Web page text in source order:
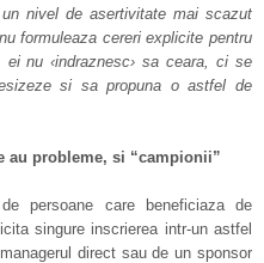
nivel de asertivitate mai scazut
formuleaza cereri explicite pentru
nu ‹indraznesc› sa ceara, ci se
si sa propuna o astfel de
au probleme, si “campionii”
persoane care beneficiaza de
singure inscrierea intr-un astfel
direct sau de un sponsor